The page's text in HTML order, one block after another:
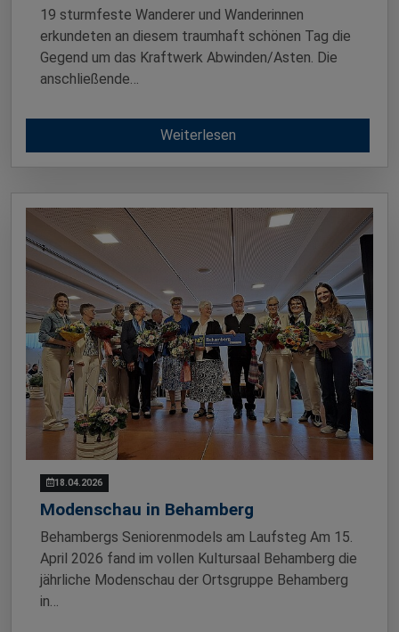
19 sturmfeste Wanderer und Wanderinnen
erkundeten an diesem traumhaft schönen Tag die
Gegend um das Kraftwerk Abwinden/Asten. Die
anschließende…
Weiterlesen
18.04.2026
Modenschau in Behamberg
Behambergs Seniorenmodels am Laufsteg Am 15.
April 2026 fand im vollen Kultursaal Behamberg die
jährliche Modenschau der Ortsgruppe Behamberg
in…